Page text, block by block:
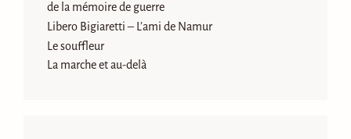
de la mémoire de guerre
Libero Bigiaretti – L’ami de Namur
Le souffleur
La marche et au-delà